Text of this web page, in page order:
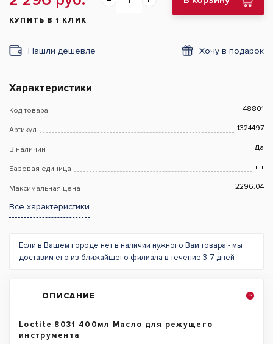
КУПИТЬ В 1 КЛИК
Нашли дешевле Хочу в подарок
Характеристики
Код товара 48801
Артикул 1324497
В наличии Да
Базовая единица шт
Максимальная цена 2296.04
Все характеристики
Если в Вашем городе нет в наличии нужного Вам товара - мы
доставим его из ближайшего филиала в течение 3-7 дней
ОПИСАНИЕ
Loctite 8031 400мл Масло для режущего
инструмента